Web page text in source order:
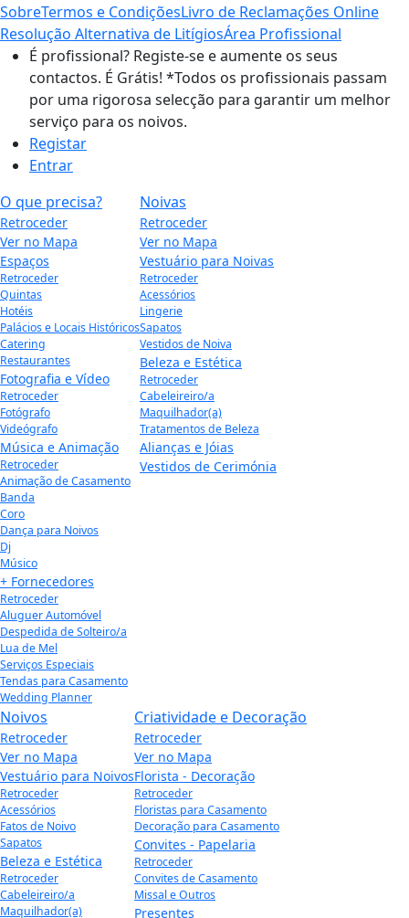
SobreTermos e CondiçõesLivro de Reclamações Online
Resolução Alternativa de LitígiosÁrea Profissional
É profissional? Registe-se e aumente os seus
contactos. É Grátis! *Todos os profissionais passam
por uma rigorosa selecção para garantir um melhor
serviço para os noivos.
Registar
Entrar
O que precisa?
Retroceder
Ver no Mapa
Espaços
Retroceder
Quintas
Hotéis
Palácios e Locais Históricos
Catering
Restaurantes
Fotografia e Vídeo
Retroceder
Fotógrafo
Videógrafo
Música e Animação
Retroceder
Animação de Casamento
Banda
Coro
Dança para Noivos
Dj
Músico
+ Fornecedores
Retroceder
Aluguer Automóvel
Despedida de Solteiro/a
Lua de Mel
Serviços Especiais
Tendas para Casamento
Wedding Planner
Noivas
Retroceder
Ver no Mapa
Vestuário para Noivas
Retroceder
Acessórios
Lingerie
Sapatos
Vestidos de Noiva
Beleza e Estética
Retroceder
Cabeleireiro/a
Maquilhador(a)
Tratamentos de Beleza
Alianças e Jóias
Vestidos de Cerimónia
Noivos
Retroceder
Ver no Mapa
Vestuário para Noivos
Retroceder
Acessórios
Fatos de Noivo
Sapatos
Beleza e Estética
Retroceder
Cabeleireiro/a
Maquilhador(a)
Criatividade e Decoração
Retroceder
Ver no Mapa
Florista - Decoração
Retroceder
Floristas para Casamento
Decoração para Casamento
Convites - Papelaria
Retroceder
Convites de Casamento
Missal e Outros
Presentes